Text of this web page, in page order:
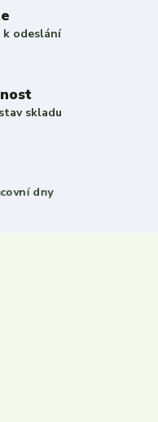
odeslání
skladu
dny